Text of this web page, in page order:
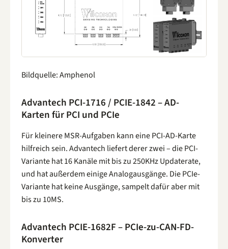
Bildquelle: Amphenol
Advantech PCI-1716 / PCIE-1842 – AD-
Karten für PCI und PCIe
Für kleinere MSR-Aufgaben kann eine PCI-AD-Karte
hilfreich sein. Advantech liefert derer zwei – die PCI-
Variante hat 16 Kanäle mit bis zu 250KHz Updaterate,
und hat außerdem einige Analogausgänge. Die PCIe-
Variante hat keine Ausgänge, sampelt dafür aber mit
bis zu 10MS.
Advantech PCIE-1682F – PCIe-zu-CAN-FD-
Konverter